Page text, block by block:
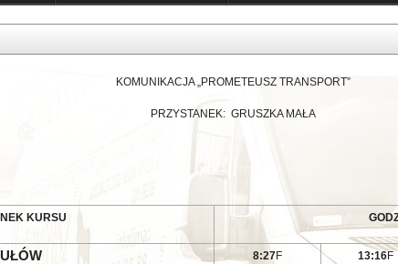
KOMUNIKACJA „PROMETEUSZ TRANSPORT”
PRZYSTANEK: GRUSZKA MAŁA
KURSU
8:27F 13:16F